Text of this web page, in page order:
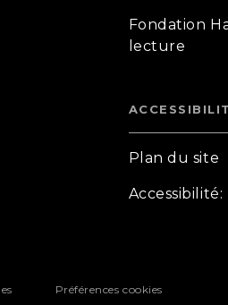
Fondation
lecture
Plan du site
Préférences cookies